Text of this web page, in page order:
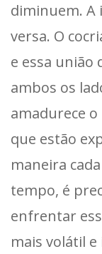
diminuem. A
versa. O
e essa união
ambos os
amadurece
que estão
maneira
tempo, é
enfrentar
mais volátil e